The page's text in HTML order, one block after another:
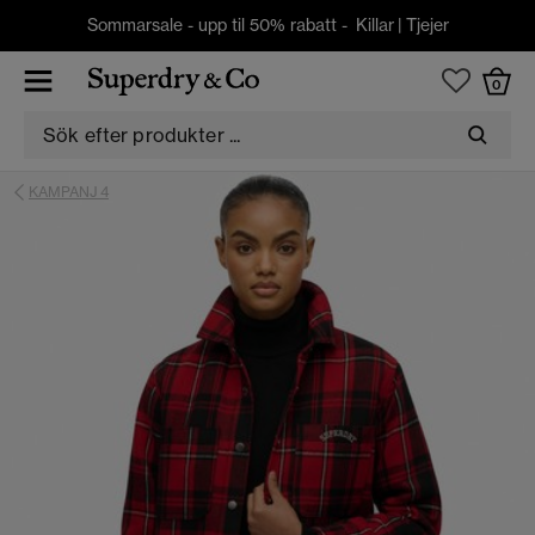
Sommarsale - upp til 50% rabatt - Killar| Tjejer
0
KAMPANJ 4